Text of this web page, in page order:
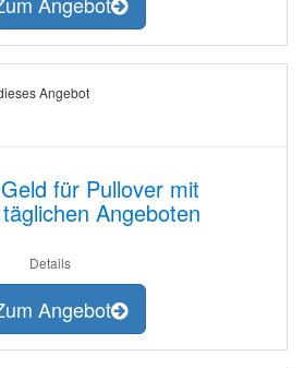
Angebot
für Pullover mit
Angeboten
Details
Angebot